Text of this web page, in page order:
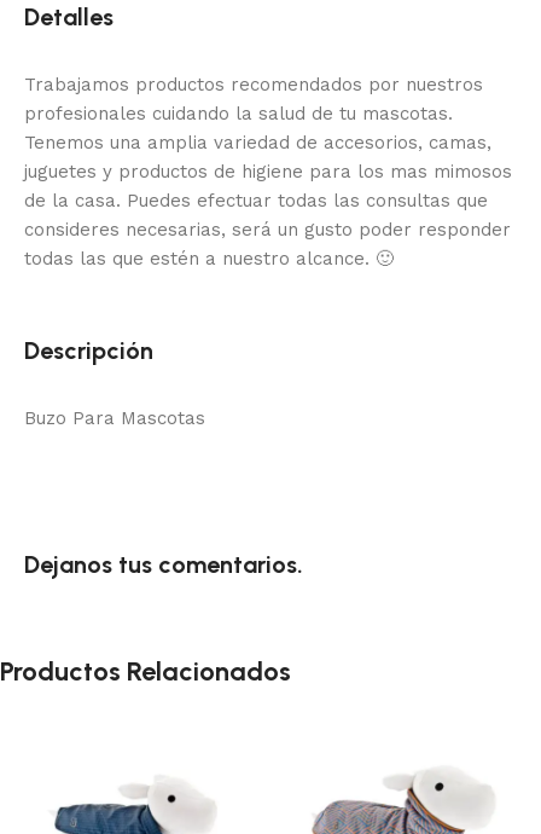
Detalles
Trabajamos productos recomendados por nuestros
profesionales cuidando la salud de tu mascotas.
Tenemos una amplia variedad de accesorios, camas,
juguetes y productos de higiene para los mas mimosos
de la casa. Puedes efectuar todas las consultas que
consideres necesarias, será un gusto poder responder
todas las que estén a nuestro alcance. 🙂
Descripción
Buzo Para Mascotas
Dejanos tus comentarios.
Productos Relacionados